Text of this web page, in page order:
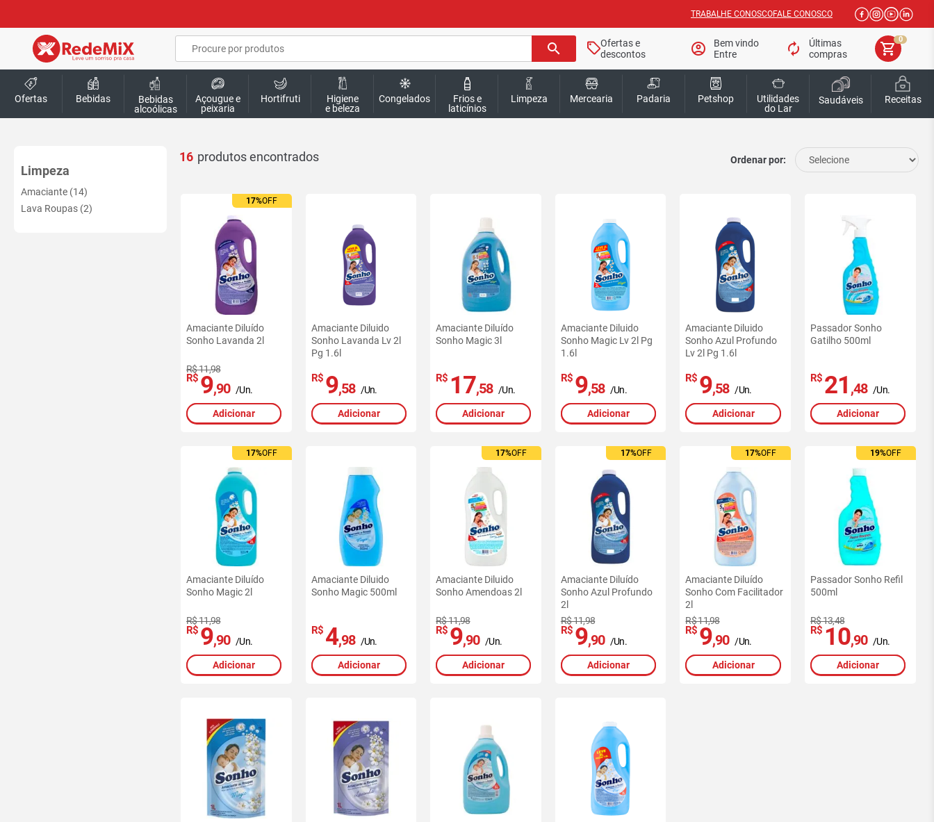
TRABALHE CONOSCOFALE CONOSCO
search
Ofertas e
descontos
account_circle
Bem vindo
Entre
autorenew
Últimas
compras
shopping_cart
0
Ofertas Bebidas
Bebidas
alcoólicas
Açougue e
peixaria
Hortifruti
Higiene
e beleza
Congelados
Frios e
laticínios
Limpeza Mercearia Padaria Petshop
Utilidades
do Lar
Saudáveis Receitas
Limpeza
Amaciante (14)
Lava Roupas (2)
16 Ordenar por:
17%OFF
Amaciante Diluído
Sonho Lavanda 2l
R$ 11,98
R$ 9,90 /Un.
Adicionar
Amaciante Diluido
Sonho Lavanda Lv 2l
Pg 1.6l
R$ 9,58 /Un.
Adicionar
Amaciante Diluído
Sonho Magic 3l
R$ 17,58 /Un.
Adicionar
Amaciante Diluido
Sonho Magic Lv 2l Pg
1.6l
R$ 9,58 /Un.
Adicionar
Amaciante Diluido
Sonho Azul Profundo
Lv 2l Pg 1.6l
R$ 9,58 /Un.
Adicionar
Passador Sonho
Gatilho 500ml
R$ 21 ,48 /Un.
Adicionar
17%OFF
Amaciante Diluído
Sonho Magic 2l
R$ 11,98
R$ 9,90 /Un.
Adicionar
Amaciante Diluido
Sonho Magic 500ml
R$ 4,98 /Un.
Adicionar
17%OFF
Amaciante Diluido
Sonho Amendoas 2l
R$ 11,98
R$ 9,90 /Un.
Adicionar
17%OFF
Amaciante Diluído
Sonho Azul Profundo
2l
R$ 11,98
R$ 9,90 /Un.
Adicionar
17%OFF
Amaciante Diluído
Sonho Com Facilitador
2l
R$ 11,98
R$ 9,90 /Un.
Adicionar
19%OFF
Passador Sonho Refil
500ml
R$ 13,48
R$ 10,90 /Un.
Adicionar